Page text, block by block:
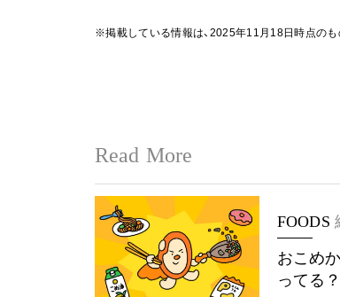
※掲載している情報は、2025年11月18日時点のも
Read More
FOODS
おこめ
ってる